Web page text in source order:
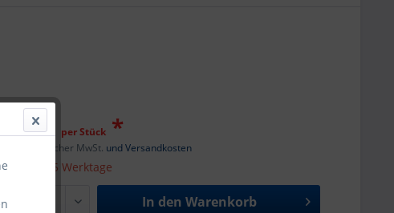
€ per Stück *
gesetzlicher MwSt. und Versandkosten
ca. 5 Werktage
In den Warenkorb